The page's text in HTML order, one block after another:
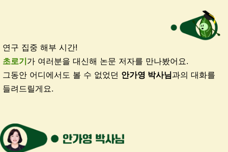
연구 집중 해부 시간!
초로기가 여러분을 대신해 논문 저자를 만나봤어요.
그동안 어디에서도 볼 수 없었던 안가영 박사님과의 대화를
들려드릴게요.